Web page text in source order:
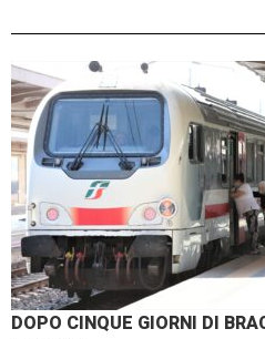
DOPO CINQUE GIORNI DI